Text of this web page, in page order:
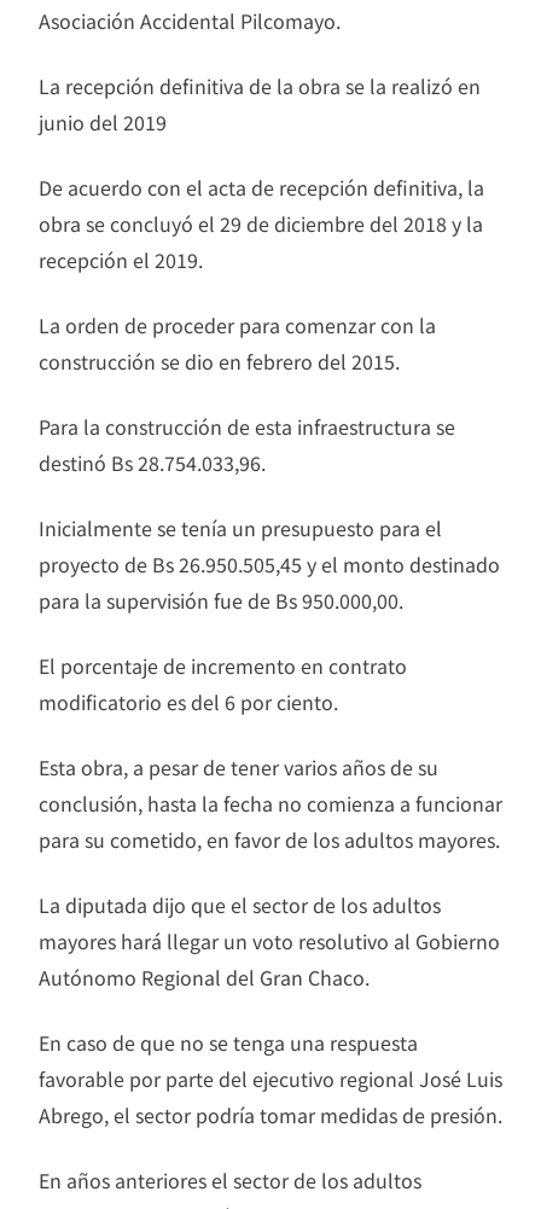
Asociación Accidental Pilcomayo.
La recepción definitiva de la obra se la realizó en
junio del 2019
De acuerdo con el acta de recepción definitiva, la
obra se concluyó el 29 de diciembre del 2018 y la
recepción el 2019.
La orden de proceder para comenzar con la
construcción se dio en febrero del 2015.
Para la construcción de esta infraestructura se
destinó Bs 28.754.033,96.
Inicialmente se tenía un presupuesto para el
proyecto de Bs 26.950.505,45 y el monto destinado
para la supervisión fue de Bs 950.000,00.
El porcentaje de incremento en contrato
modificatorio es del 6 por ciento.
Esta obra, a pesar de tener varios años de su
conclusión, hasta la fecha no comienza a funcionar
para su cometido, en favor de los adultos mayores.
La diputada dijo que el sector de los adultos
mayores hará llegar un voto resolutivo al Gobierno
Autónomo Regional del Gran Chaco.
En caso de que no se tenga una respuesta
favorable por parte del ejecutivo regional José Luis
Abrego, el sector podría tomar medidas de presión.
En años anteriores el sector de los adultos